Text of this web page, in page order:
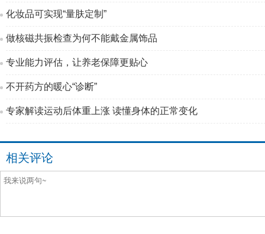
化妆品可实现“量肤定制”
做核磁共振检查为何不能戴金属饰品
专业能力评估，让养老保障更贴心
不开药方的暖心“诊断”
专家解读运动后体重上涨 读懂身体的正常变化
相关评论